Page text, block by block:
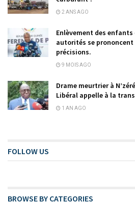
2 ANS AGO
Enlèvement des enfants
autorités se
précisions.
9 MOIS AGO
Drame meurtrier à
Libéral appelle à la
1 AN AGO
FOLLOW US
BROWSE BY CATEGORIES